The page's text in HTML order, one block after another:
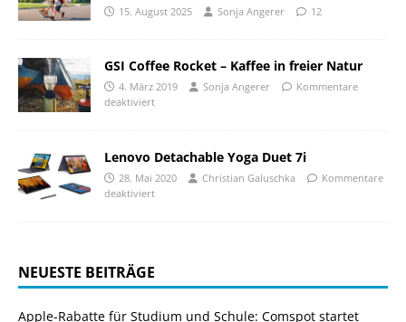
15. August 2025 Sonja Angerer 12
GSI Coffee Rocket – Kaffee in freier Natur
4. März 2019 Sonja Angerer
Kommentare
deaktiviert
Lenovo Detachable Yoga Duet 7i
28. Mai 2020 Christian Galuschka
Kommentare
deaktiviert
NEUESTE BEITRÄGE
Apple-Rabatte für Studium und Schule: Comspot startet